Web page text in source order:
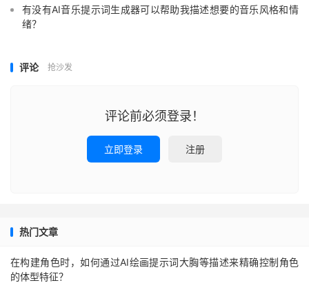
有没有AI音乐提示词生成器可以帮助我描述想要的音乐风格和情
绪？
评论 抢沙发
评论前必须登录！
立即登录 注册
热门文章
在构建角色时，如何通过AI绘画提示词大胸等描述来精确控制角色
的体型特征？